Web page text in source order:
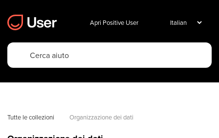
Apri Positive User
Tutte le collezioni Organizzazione dei dati